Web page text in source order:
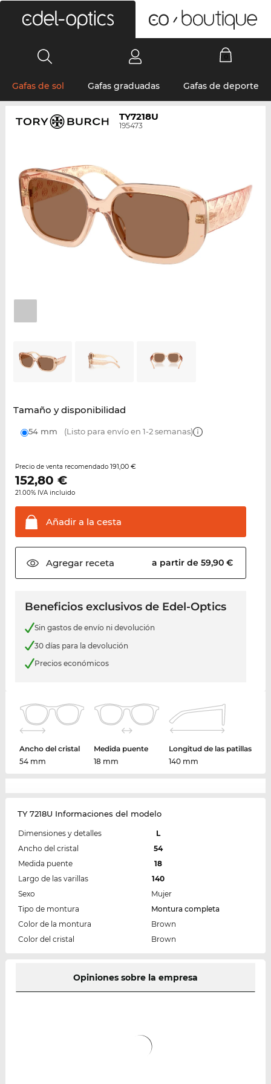
Gafas de sol Gafas graduadas Gafas de deporte
TY7218U
195473
Tamaño y disponibilidad
54 mm (Listo para envío en 1-2 semanas)
Precio de venta recomendado 191,00 €
152,80 €
21.00% IVA incluido
Añadir a la cesta
Agregarreceta a partir de 59,90 €
Beneficios exclusivos de Edel-Optics
Sin gastos de envío ni devolución
30 días para la devolución
Precios económicos
Ancho del cristal
54 mm
Medida puente
18 mm
Longitud de las patillas
140 mm
TY 7218U Informaciones del modelo
Dimensiones y detalles
L
Ancho del cristal
54
Medida puente
18
Largo de las varillas
140
Sexo
Mujer
Tipo de montura
Montura completa
Color de la montura
Brown
Color del cristal
Brown
Opiniones sobre la empresa